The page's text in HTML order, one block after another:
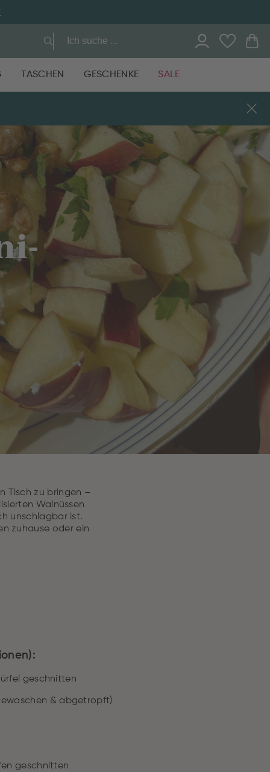
TASCHEN GESCHENKE SALE
Tisch zu bringen –
Walnüssen
unschlagbar ist.
zuhause oder ein
geschnitten
& abgetropft)
geschnitten